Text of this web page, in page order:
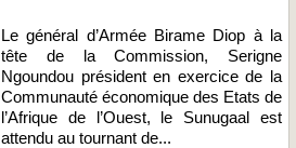
Le général d’Armée Birame Diop à la
tête de la Commission, Serigne
Ngoundou président en exercice de la
Communauté économique des Etats de
l’Afrique de l’Ouest, le Sunugaal est
attendu au tournant de...